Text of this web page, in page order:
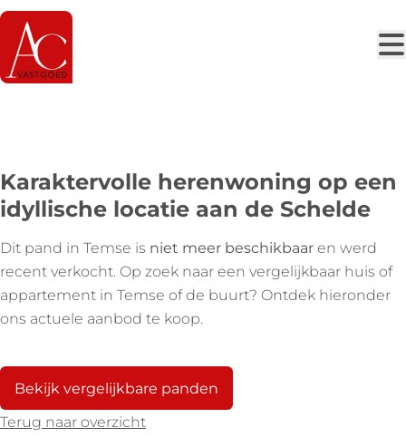
Ga naar hoofdinhoud
VERKOCHT
Karaktervolle herenwoning op een
idyllische locatie aan de Schelde
Dit pand in Temse is niet meer beschikbaaren werd
recent verkocht. Op zoek naar een vergelijkbaar huis of
appartement in Temse of de buurt? Ontdek hieronder
ons actuele aanbod te koop.
Bekijk vergelijkbare panden
Terug naar overzicht